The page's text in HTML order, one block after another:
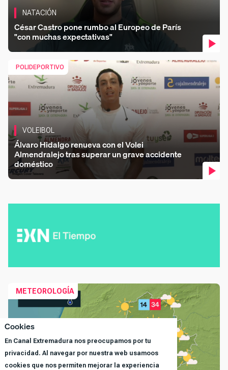
Cookies
En Canal Extremadura nos preocupamos por tu
privacidad. Al navegar por nuestra web usamoos
cookies que nos permiten mejorar la experiencia
NATACIÓN
César Castro pone rumbo al Europeo de París
"con muchas expectativas"
POLIDEPORTIVO
VOLEIBOL
Álvaro Hidalgo renueva con el Volei
Almendralejo tras superar un grave accidente
doméstico
METEOROLOGÍA